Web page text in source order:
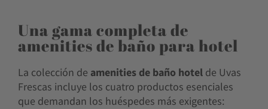
Una gama completa de
amenities de baño para hotel
La colección de amenities de baño hotel de Uvas
Frescas incluye los cuatro productos esenciales
que demandan los huéspedes más exigentes: